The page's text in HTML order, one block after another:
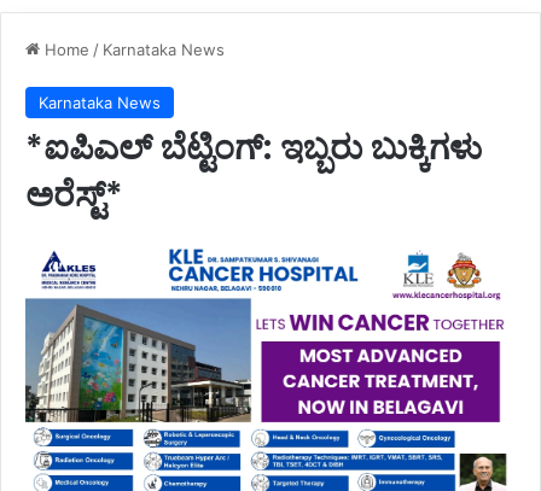
Home / Karnataka News
Karnataka News
*ಐಪಿಎಲ್ ಬೆಟ್ಟಿಂಗ್: ಇಬ್ಬರು ಬುಕ್ಕಿಗಳು
ಅರೆಸ್ಟ್*